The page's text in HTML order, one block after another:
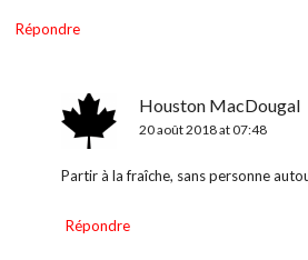
Répondre
Houston MacDougal
20 août 2018 at 07:48
Partir à la fraîche, sans personne
Répondre